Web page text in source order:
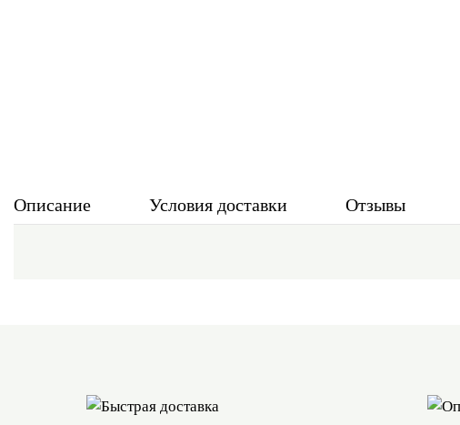
Описание Условия доставки Отзывы